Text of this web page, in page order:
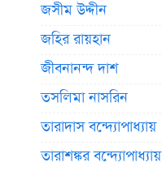
জসীম উদ্দীন
জহির রায়হান
জীবনানন্দ দাশ
তসলিমা নাসরিন
তারাদাস বন্দ্যোপাধ্যায়
তারাশঙ্কর বন্দ্যোপাধ্যায়